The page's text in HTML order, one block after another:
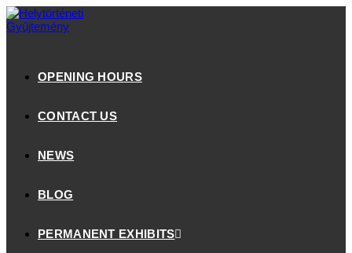
OPENING HOURS
CONTACT US
NEWS
BLOG
PERMANENT EXHIBITS